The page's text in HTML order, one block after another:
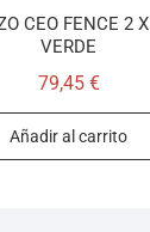
CEO FENCE 2
VERDE
79,45 €
Añadir al carrito